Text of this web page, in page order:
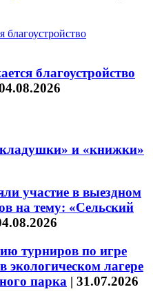
благоустройство
и «книжки»
участие в выездном
на тему: «Сельский
турниров по игре
экологическом лагере
парка | 31.07.2026